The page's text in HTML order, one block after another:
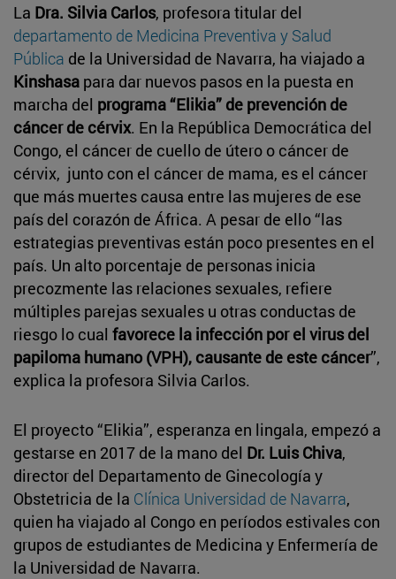
La Dra. Silvia Carlos, profesora titular del
departamento de Medicina Preventiva y Salud
Pública de la Universidad de Navarra, ha viajado a
Kinshasa para dar nuevos pasos en la puesta en
marcha del programa “Elikia” de prevención de
cáncer de cérvix. En la República Democrática del
Congo, el cáncer de cuello de útero o cáncer de
cérvix, junto con el cáncer de mama, es el cáncer
que más muertes causa entre las mujeres de ese
país del corazón de África. A pesar de ello “las
estrategias preventivas están poco presentes en el
país. Un alto porcentaje de personas inicia
precozmente las relaciones sexuales, refiere
múltiples parejas sexuales u otras conductas de
riesgo lo cual favorece la infección por el virus del
papiloma humano (VPH), causante de este cáncer”,
explica la profesora Silvia Carlos.
El proyecto “Elikia”, esperanza en lingala, empezó a
gestarse en 2017 de la mano del Dr. Luis Chiva,
director del Departamento de Ginecología y
Obstetricia de la Clínica Universidad de Navarra,
quien ha viajado al Congo en períodos estivales con
grupos de estudiantes de Medicina y Enfermería de
la Universidad de Navarra.